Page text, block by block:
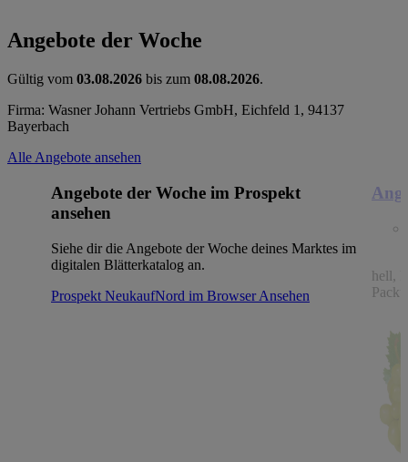
Angebote der Woche
Gültig vom 03.08.2026 bis zum 08.08.2026.
Firma: Wasner Johann Vertriebs GmbH, Eichfeld 1, 94137
Bayerbach
Alle Angebote ansehen
Angebote der Woche im Prospekt
ansehen
Siehe dir die Angebote der Woche deines Marktes im
digitalen Blätterkatalog an.
Prospekt NeukaufNord im BrowserAnsehen
hell,